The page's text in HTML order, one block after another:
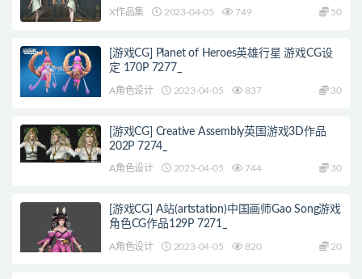
X作品集 2023-04-05 749 50
[游戏CG] Planet of Heroes英雄行星 游戏CG设
定 170P 7277_
A角色设计 2023-04-05 837 30
[游戏CG] Creative Assembly英国游戏3D作品
202P 7274_
A角色设计 2023-04-05 744 30
[游戏CG] A站(artstation)中国画师Gao Song游戏
角色CG作品129P 7271_
A角色设计 2023-04-05 820 20